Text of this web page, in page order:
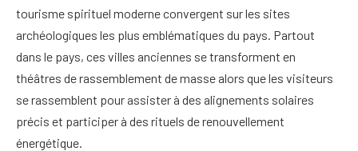
tourisme spirituel moderne convergent sur les sites
archéologiques les plus emblématiques du pays. Partout
dans le pays, ces villes anciennes se transforment en
théâtres de rassemblement de masse alors que les visiteurs
se rassemblent pour assister à des alignements solaires
précis et participer à des rituels de renouvellement
énergétique.